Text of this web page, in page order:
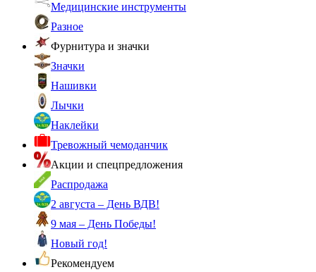
Медицинские инструменты
Разное
Фурнитура и значки
Значки
Нашивки
Лычки
Наклейки
Тревожный чемоданчик
Акции и спецпредложения
Распродажа
2 августа – День ВДВ!
9 мая – День Победы!
Новый год!
Рекомендуем